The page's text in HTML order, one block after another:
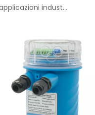
indust...